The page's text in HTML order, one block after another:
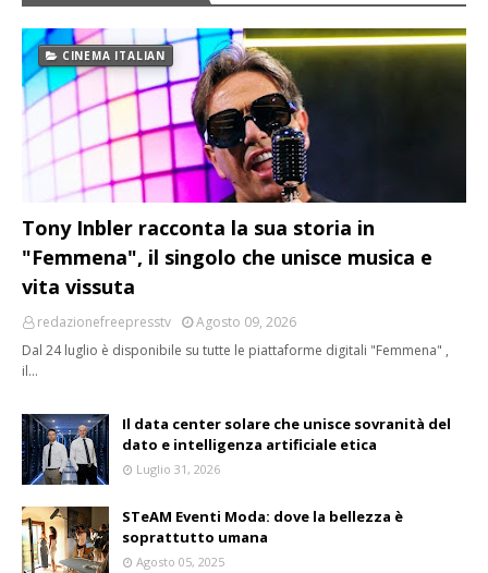
CINEMA ITALIAN
Tony Inbler racconta la sua storia in
"Femmena", il singolo che unisce musica e
vita vissuta
redazionefreepresstv
Agosto 09, 2026
Dal 24 luglio è disponibile su tutte le piattaforme digitali "Femmena" ,
il…
Il data center solare che unisce sovranità del
dato e intelligenza artificiale etica
Luglio 31, 2026
STeAM Eventi Moda: dove la bellezza è
soprattutto umana
Agosto 05, 2025